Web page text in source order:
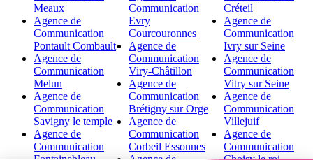
Meaux
Agence de
Communication
Pontault Combault
Agence de
Communication
Melun
Agence de
Communication
Savigny le temple
Agence de
Communication
Communication
Evry
Courcouronnes
Agence de
Communication
Viry-Châtillon
Agence de
Communication
Brétigny sur Orge
Agence de
Communication
Corbeil Essonnes
Créteil
Agence de
Communication
Ivry sur Seine
Agence de
Communication
Vitry sur Seine
Agence de
Communication
Villejuif
Agence de
Communication